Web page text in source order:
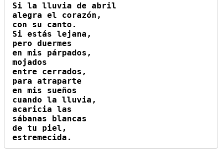
Si la lluvia de abril
alegra el corazón,
con su canto.
Si estás lejana,
pero duermes
en mis párpados,
mojados
entre cerrados,
para atraparte
en mis sueños
cuando la lluvia,
acaricia las
sábanas blancas
de tu piel,
estremecida.